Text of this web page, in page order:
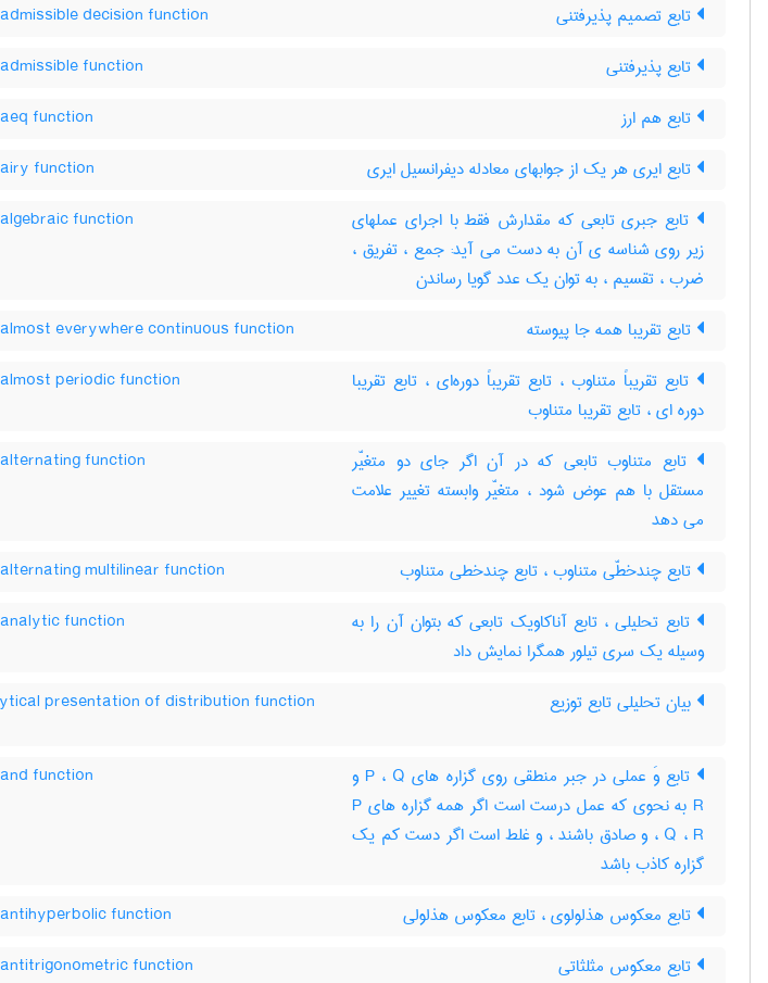
تابع تصمیم پذیرفتنی admissible decision function
تابع پذیرفتنی admissible function
تابع هم ارز aeq function
تابع ایری هر یک از جوابهای معادله دیفرانسیل ایری airy function
تابع جبری تابعی که مقدارش فقط با اجرای عملهای
زیر روی شناسه ی آن به دست می آید: جمع ، تفریق ،
ضرب ، تقسیم ، به توان یک عدد گویا رساندن
algebraic function
تابع تقریبا همه جا پیوسته almost everywhere continuous function
تابع تقریباً متناوب ، تابع تقریباً دوره‌ای ، تابع تقریبا
دوره ای ، تابع تقریبا متناوب
almost periodic function
تابع متناوب تابعی که در آن اگر جای دو متغیّر
مستقل با هم عوض شود ، متغیّر وابسته تغییر علامت
می دهد
alternating function
تابع چندخطّی متناوب ، تابع چندخطی متناوب alternating multilinear function
تابع تحلیلی ، تابع آناکاویک تابعی که بتوان آن را به
وسیله یک سری تیلور همگرا نمایش داد
analytic function
بیان تحلیلی تابع توزیع presentation of distribution function
تابع وَ عملی در جبر منطقی روی گزاره های P ، Q و
R به نحوی که عمل درست است اگر همه گزاره های P
، Q ، R و صادق باشند ، و غلط است اگر دست کم یک
گزاره کاذب باشد
and function
تابع معکوس هذلولوی ، تابع معکوس هذلولی antihyperbolic function
تابع معکوس مثلثاتی antitrigonometric function